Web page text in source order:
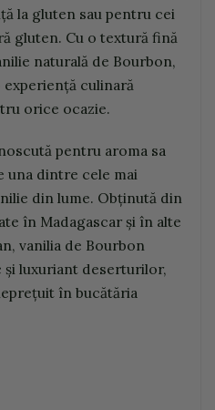
la gluten sau pentru cei
gluten. Cu o textură fină
naturală de Bourbon,
culinară
orice ocazie.
pentru aroma sa
una dintre cele mai
din lume. Obținută din
în Madagascar și în alte
vanilia de Bourbon
și luxuriant deserturilor,
în bucătăria